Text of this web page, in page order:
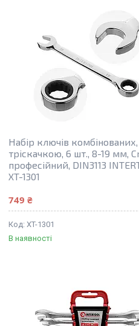
Набір ключів комбінованих,
тріскачкою, 6 шт., 8-19 мм,
професійний, DIN3113
XT-1301
749 ₴
XT-1301
В наявності